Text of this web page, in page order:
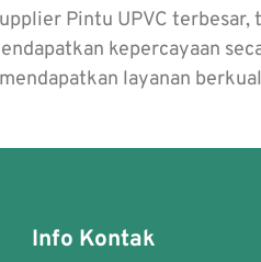
Pintu UPVC
kepercayaan
layanan
Info Kontak